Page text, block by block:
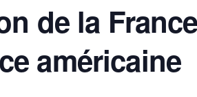
de la
américaine